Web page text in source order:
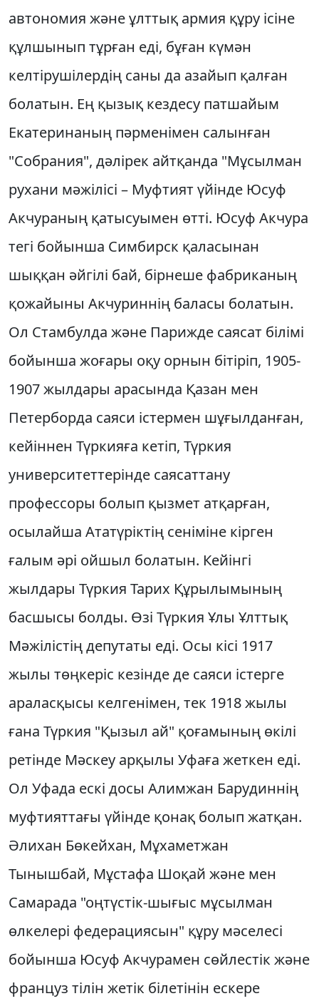
автономия және ұлттық армия құру iсiне
құлшынып тұрған едi, бұған күмән
келтiрушiлердiң саны да азайып қалған
болатын. Ең қызық кездесу патшайым
Екатеринаның пәрменiмен салынған
"Собрания", дәлiрек айтқанда "Мұсылман
рухани мәжiлiсi – Муфтият үйiнде Юсуф
Акчураның қатысуымен өттi. Юсуф Акчура
тегi бойынша Симбирск қаласынан
шыққан әйгiлi бай, бiрнеше фабриканың
қожайыны Акчуриннiң баласы болатын.
Ол Стамбулда және Парижде саясат бiлiмi
бойынша жоғары оқу орнын бiтiрiп, 1905-
1907 жылдары арасында Қазан мен
Петерборда саяси iстермен шұғылданған,
кейiннен Түркияға кетiп, Түркия
университеттерiнде саясаттану
профессоры болып қызмет атқарған,
осылайша Ататүрiктiң сенiмiне кiрген
ғалым әрi ойшыл болатын. Кейiнгi
жылдары Түркия Тарих Құрылымының
басшысы болды. Өзi Түркия Ұлы Ұлттық
Мәжiлiстiң депутаты едi. Осы кiсi 1917
жылы төңкерiс кезiнде де саяси iстерге
араласқысы келгенiмен, тек 1918 жылы
ғана Түркия "Қызыл ай" қоғамының өкiлi
ретiнде Мәскеу арқылы Уфаға жеткен едi.
Ол Уфада ескi досы Алимжан Барудиннiң
муфтияттағы үйiнде қонақ болып жатқан.
Әлихан Бөкейхан, Мұхаметжан
Тынышбай, Мұстафа Шоқай және мен
Самарада "оңтүстiк-шығыс мұсылман
өлкелерi федерациясын" құру мәселесi
бойынша Юсуф Акчурамен сөйлестiк және
француз тiлiн жетiк бiлетiнiн ескере